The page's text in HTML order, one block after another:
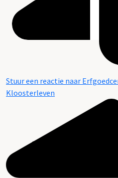
Stuur een reactie naar
Kloosterleven